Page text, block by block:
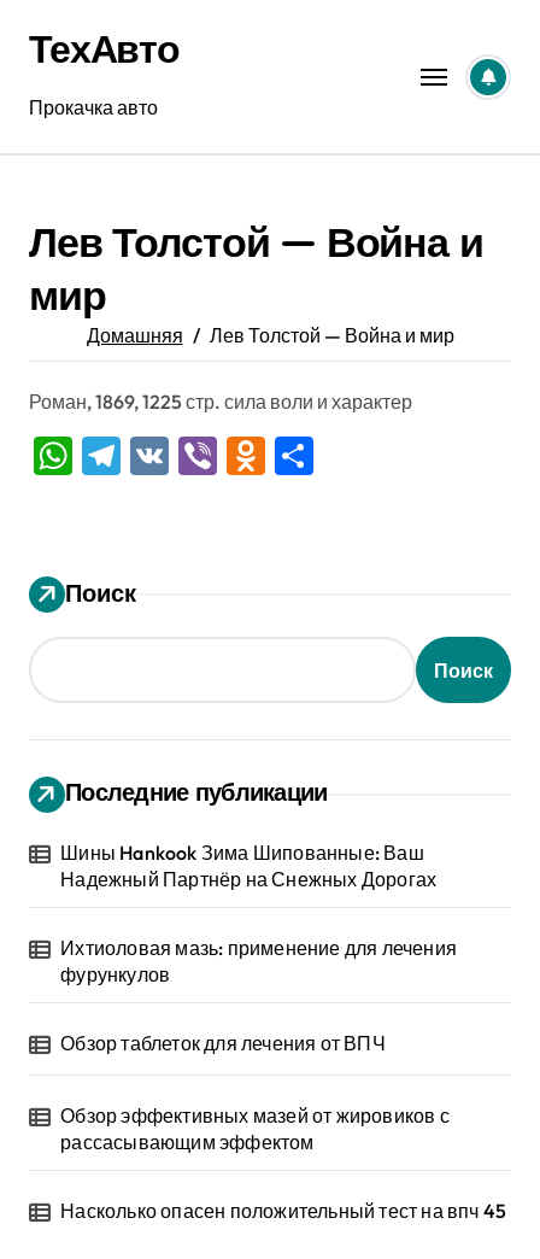
содержанию
ТехАвто
Прокачка авто
Лев Толстой — Война и
мир
Домашняя Лев Толстой — Война и мир
Роман, 1869, 1225 стр. сила воли и характер
WhatsApp
Telegram
VK ViberOdnoklassniki
Поиск
Поиск
Последние публикации
Шины Hankook Зима Шипованные: Ваш
Надежный Партнёр на Снежных Дорогах
Ихтиоловая мазь: применение для лечения
фурункулов
Обзор таблеток для лечения от ВПЧ
Обзор эффективных мазей от жировиков с
рассасывающим эффектом
Насколько опасен положительный тест на впч 45